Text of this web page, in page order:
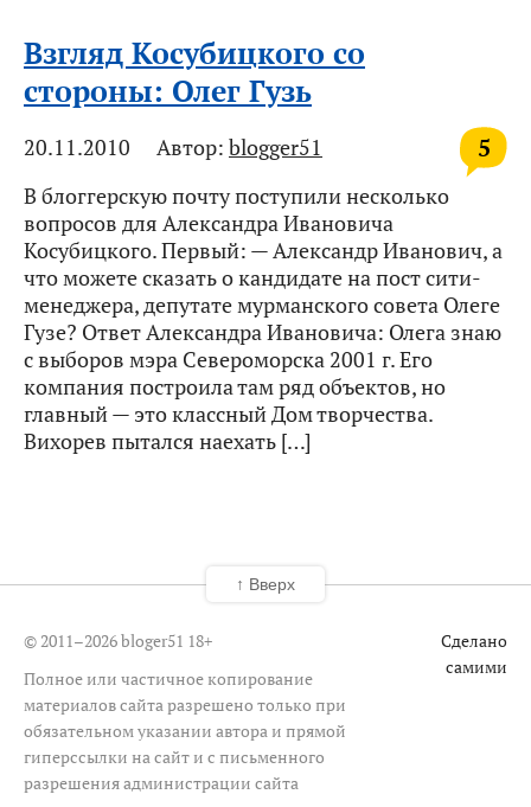
Взгляд Косубицкого со
стороны: Олег Гузь
5
20.11.2010 Автор: blogger51
В блоггерскую почту поступили несколько
вопросов для Александра Ивановича
Косубицкого. Первый: — Александр Иванович, а
что можете сказать о кандидате на пост сити-
менеджера, депутате мурманского совета Олеге
Гузе? Ответ Александра Ивановича: Олега знаю
с выборов мэра Североморска 2001 г. Его
компания построила там ряд объектов, но
главный — это классный Дом творчества.
Вихорев пытался наехать […]
© 2011–2026 bloger51 18+
Полное или частичное копирование
материалов сайта разрешено только при
обязательном указании автора и прямой
гиперссылки на сайт и с письменного
разрешения администрации сайта
Сделано
самими
↑ Вверх